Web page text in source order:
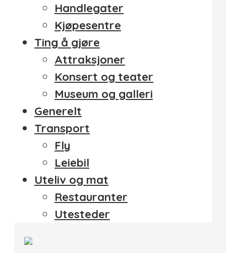
Handlegater
Kjøpesentre
Ting å gjøre
Attraksjoner
Konsert og teater
Museum og galleri
Generelt
Transport
Fly
Leiebil
Uteliv og mat
Restauranter
Utesteder